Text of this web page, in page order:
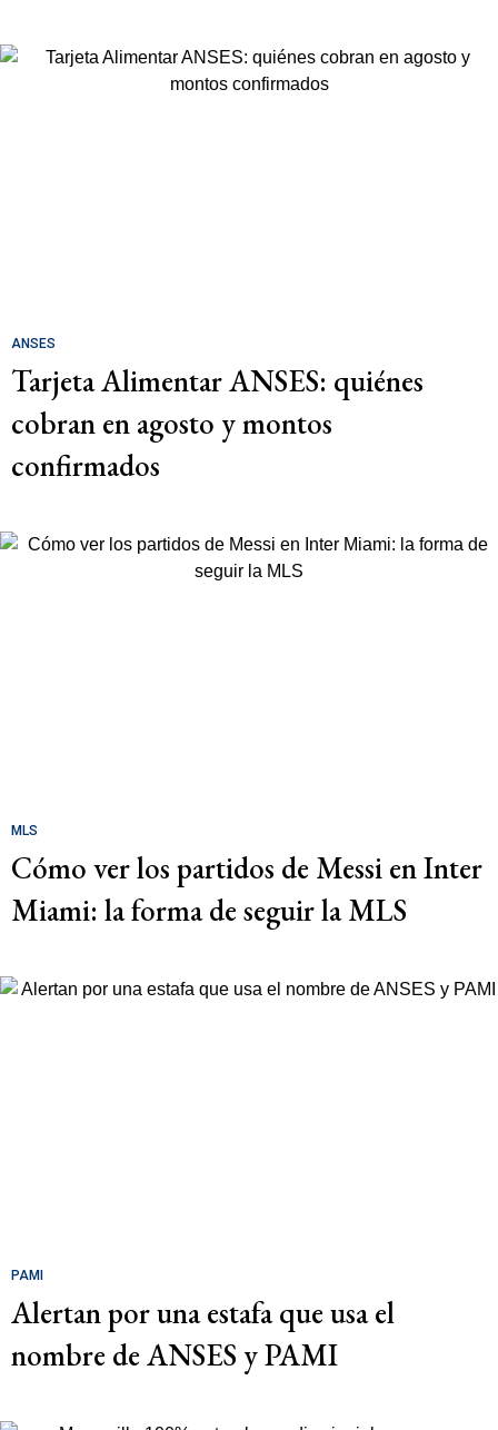
ANSES
Tarjeta Alimentar ANSES: quiénes
cobran en agosto y montos
confirmados
MLS
Cómo ver los partidos de Messi en Inter
Miami: la forma de seguir la MLS
PAMI
Alertan por una estafa que usa el
nombre de ANSES y PAMI